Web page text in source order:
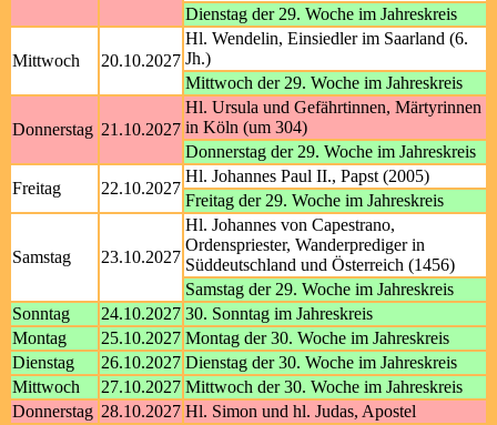
Dienstag der 29. Woche im Jahreskreis
Mittwoch 20.10.2027
Hl. Wendelin, Einsiedler im Saarland (6.
Jh.)
Mittwoch der 29. Woche im Jahreskreis
Donnerstag 21.10.2027
Hl. Ursula und Gefährtinnen, Märtyrinnen
in Köln (um 304)
Donnerstag der 29. Woche im Jahreskreis
Freitag
22.10.2027
Hl. Johannes Paul II., Papst (2005)
Freitag der 29. Woche im Jahreskreis
Samstag 23.10.2027
Hl. Johannes von Capestrano,
Ordenspriester, Wanderprediger in
Süddeutschland und Österreich (1456)
Samstag der 29. Woche im Jahreskreis
Sonntag
24.10.2027 30. Sonntag im Jahreskreis
Montag
25.10.2027 Montag der 30. Woche im Jahreskreis
Dienstag
26.10.2027 Dienstag der 30. Woche im Jahreskreis
Mittwoch
27.10.2027 Mittwoch der 30. Woche im Jahreskreis
Donnerstag 28.10.2027 Hl. Simon und hl. Judas, Apostel